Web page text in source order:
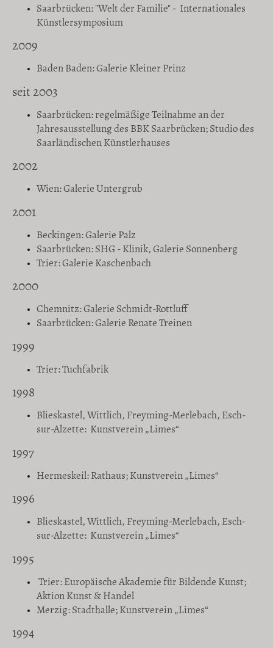
Saarbrücken: "Welt der Familie" - Internationales
Künstlersymposium
2009
Baden Baden: Galerie Kleiner Prinz
seit 2003
Saarbrücken: regelmäßige Teilnahme an der
Jahresausstellung des BBK Saarbrücken; Studio des
Saarländischen Künstlerhauses
2002
Wien: Galerie Untergrub
2001
Beckingen: Galerie Palz
Saarbrücken: SHG - Klinik, Galerie Sonnenberg
Trier: Galerie Kaschenbach
2000
Chemnitz: Galerie Schmidt-Rottluff
Saarbrücken: Galerie Renate Treinen
1999
Trier: Tuchfabrik
1998
Blieskastel, Wittlich, Freyming-Merlebach, Esch-
sur-Alzette: Kunstverein „Limes“
1997
Hermeskeil: Rathaus; Kunstverein „Limes“
1996
Blieskastel, Wittlich, Freyming-Merlebach, Esch-
sur-Alzette: Kunstverein „Limes“
1995
Trier: Europäische Akademie für Bildende Kunst;
Aktion Kunst & Handel
Merzig: Stadthalle; Kunstverein „Limes“
1994